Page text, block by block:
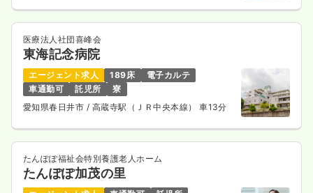
医療法人社団喜峰会
東海記念病院
エージェント求人 189床
電子カルテ
車通勤可
託児所
寮
愛知県春日井市 / 高蔵寺駅（ＪＲ中央本線） 車13分
たんぽぽ福祉会特別養護老人ホーム
たんぽぽ加茂の里